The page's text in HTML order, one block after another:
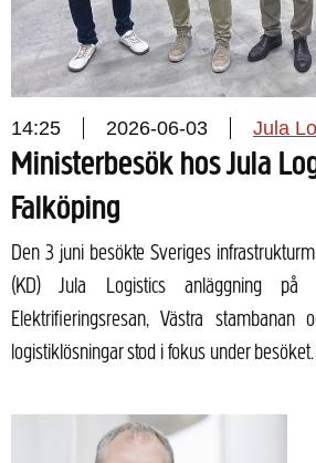
14:25 2026-06-03 Jula
Ministerbesök hos Jula
Falköping
Den 3 juni besökte Sveriges
(KD) Jula Logistics anläggning på
Elektrifieringsresan, Västra stambanan
logistiklösningar stod i fokus under besöket.